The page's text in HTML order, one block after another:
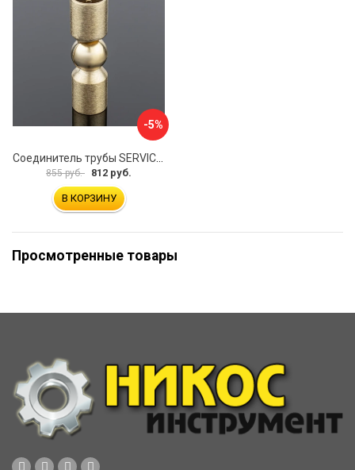
-5%
855 руб. 812 руб.
В КОРЗИНУ
Просмотренные товары